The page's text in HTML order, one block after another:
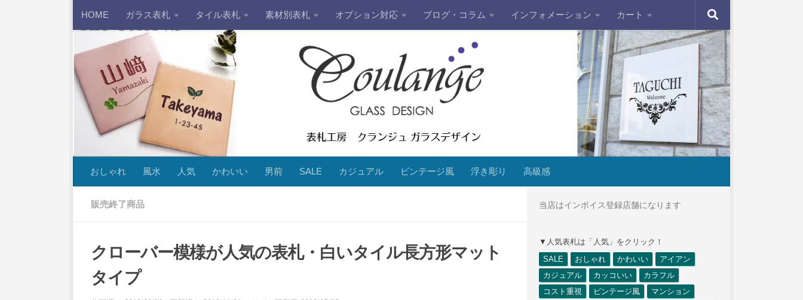
コンテンツへスキップ
HOME ガラス表札 タイル表札 素材別表札 オプション対応 ブログ・コラム インフォメーション カート
おしゃれ 風水 人気 かわいい 男前 SALE カジュアル ビンテージ風 浮き彫り 高級感
販売終了商品
クローバー模様が人気の表札・白いタイル長方形マット
タイプ
当店はインボイス登録店舗になります
▼人気表札は「人気」をクリック！
SALE
おしゃれ かわいい
アイアン
カジュアル
カッコいい
カラフル
コスト重視
ビンテージ風
マンション